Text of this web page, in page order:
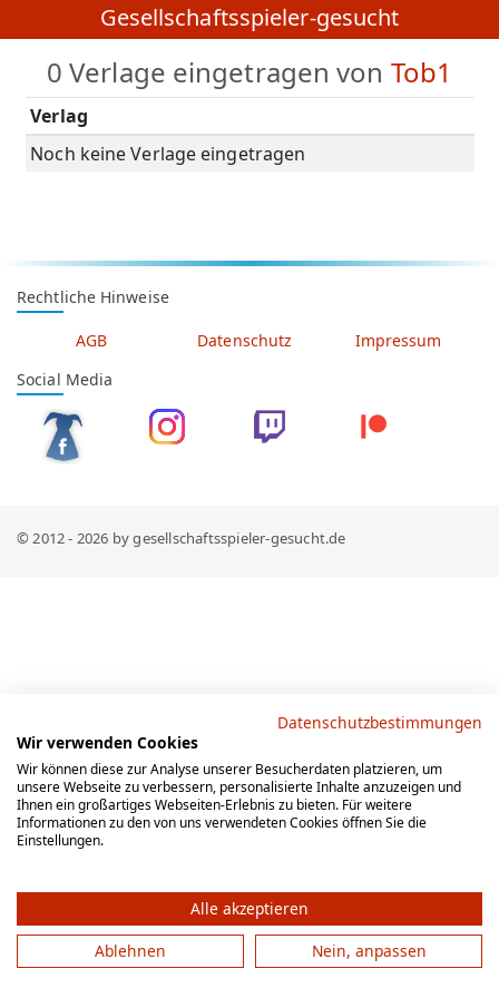
Gesellschaftsspieler-gesucht
0 Verlage eingetragen von Tob1
Verlag
Noch keine Verlage eingetragen
Rechtliche Hinweise
AGB Datenschutz
Impressum
Social Media
© 2012 - 2026 by gesellschaftsspieler-gesucht.de
Datenschutzbestimmungen
Wir verwenden Cookies
Wir können diese zur Analyse unserer Besucherdaten platzieren, um
unsere Webseite zu verbessern, personalisierte Inhalte anzuzeigen und
Ihnen ein großartiges Webseiten-Erlebnis zu bieten. Für weitere
Informationen zu den von uns verwendeten Cookies öffnen Sie die
Einstellungen.
Alle akzeptieren
Ablehnen
Nein, anpassen